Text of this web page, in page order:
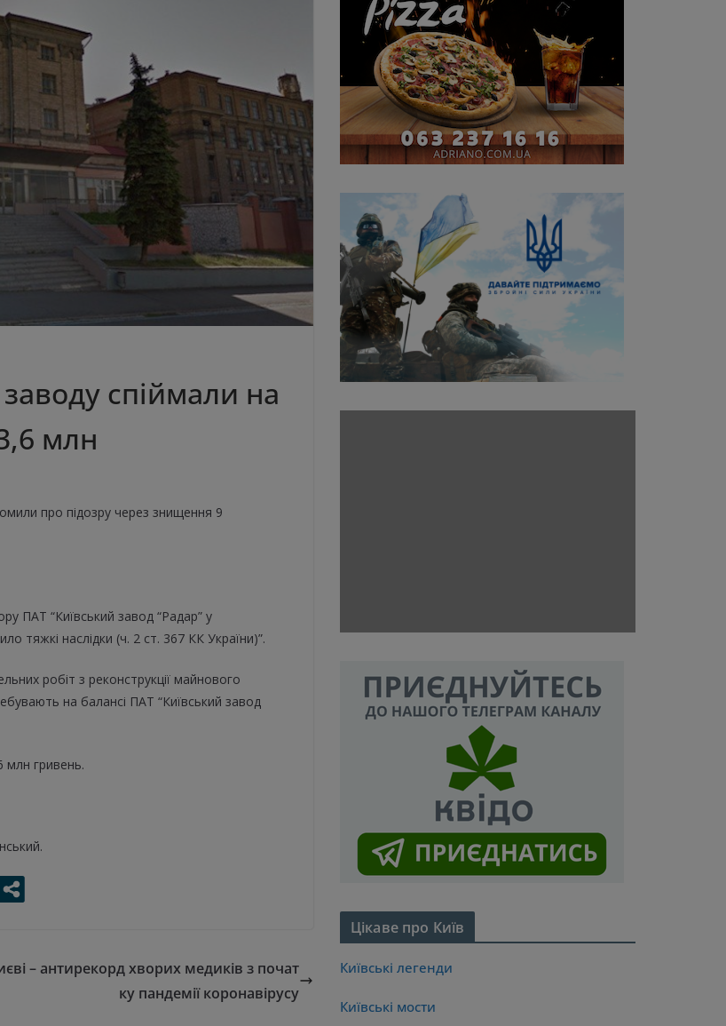
спіймали на
млн
про підозру через знищення 9
ПАТ “Київський завод “Радар” у
тяжкі наслідки (ч. 2 ст. 367 КК України)”.
робіт з реконструкції майнового
на балансі ПАТ “Київський завод
млн гривень.
– антирекорд хворих медиків з почат
ку пандемії коронавірусу
Цікаве про Київ
Київські легенди
Київські мости